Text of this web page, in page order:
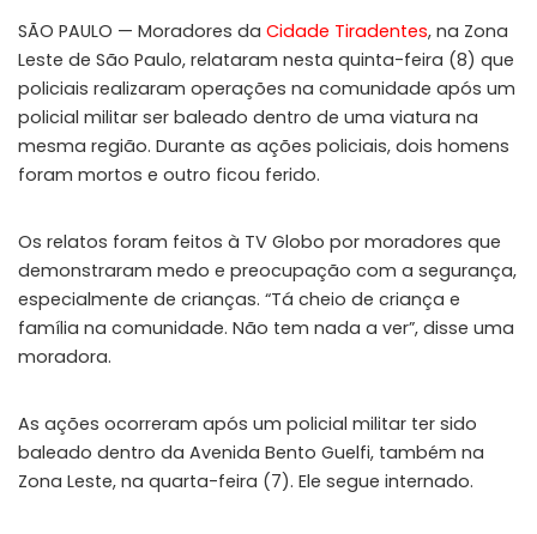
SÃO PAULO — Moradores da Cidade Tiradentes, na Zona
Leste de São Paulo, relataram nesta quinta-feira (8) que
policiais realizaram operações na comunidade após um
policial militar ser baleado dentro de uma viatura na
mesma região. Durante as ações policiais, dois homens
foram mortos e outro ficou ferido.
Os relatos foram feitos à TV Globo por moradores que
demonstraram medo e preocupação com a segurança,
especialmente de crianças. “Tá cheio de criança e
família na comunidade. Não tem nada a ver”, disse uma
moradora.
As ações ocorreram após um policial militar ter sido
baleado dentro da Avenida Bento Guelfi, também na
Zona Leste, na quarta-feira (7). Ele segue internado.